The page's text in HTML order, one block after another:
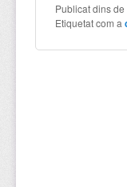
Publicat dins de
Etiquetat com a